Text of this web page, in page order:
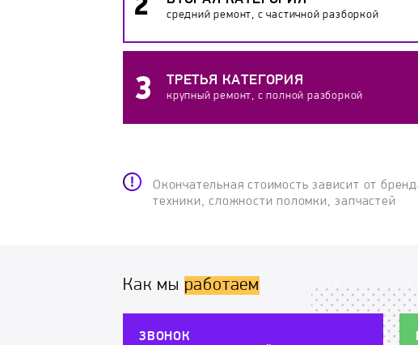
средний ремонт, с частичной разборкой
ТРЕТЬЯ КАТЕГОРИЯ
крупный ремонт, с полной разборкой
Окончательная стоимость зависит от
техники, сложности поломки, запчастей
Как мы работаем
ЗВОНОК